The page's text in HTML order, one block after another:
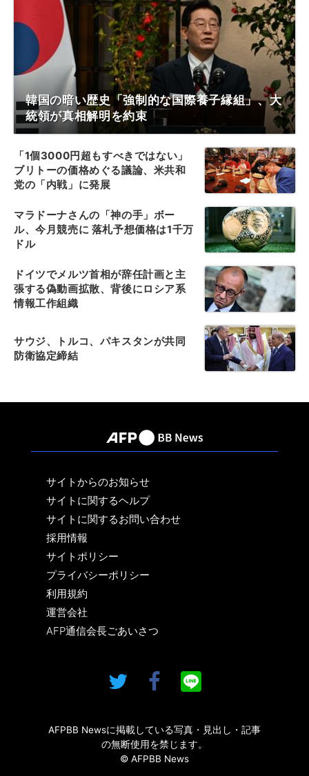
韓国の暗い歴史「強制的な国際養子縁組」、大
統領が真相解明を約束
「1個3000円超もすべきではない」
ブリトーの価格めぐる議論、米共和
党の「内戦」に発展
マラドーナさんの「神の手」ボー
ル、今月競売に 落札予想価格は1千万
ドル
ドイツでメルツ首相が辞任計画と主
張する偽動画拡散、背後にロシア系
情報工作組織
サウジ、トルコ、パキスタンが共同
防衛協定締結
サイトからのお知らせ
サイトに関するヘルプ
サイトに関するお問い合わせ
採用情報
サイトポリシー
プライバシーポリシー
利用規約
運営会社
AFP通信会長ごあいさつ
AFPBB Newsに掲載している写真・見出し・記事
の無断使用を禁じます。
© AFPBB News